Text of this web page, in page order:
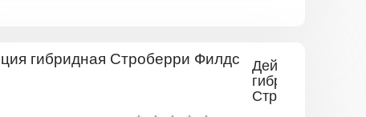
Дейция
гибридная
Строберри